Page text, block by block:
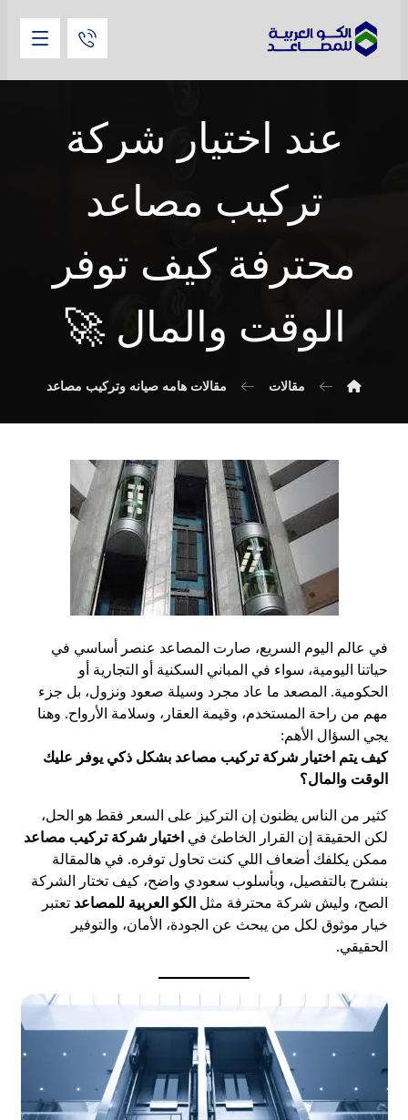
عند اختيار شركة
تركيب مصاعد
محترفة كيف توفر
الوقت والمال 🚀
مقالات مقالات هامه صيانه وتركيب مصاعد
في عالم اليوم السريع، صارت المصاعد عنصر أساسي في
حياتنا اليومية، سواء في المباني السكنية أو التجارية أو
الحكومية. المصعد ما عاد مجرد وسيلة صعود ونزول، بل جزء
مهم من راحة المستخدم، وقيمة العقار، وسلامة الأرواح. وهنا
يجي السؤال الأهم:
كيف يتم اختيار شركة تركيب مصاعد بشكل ذكي يوفر عليك
الوقت والمال؟
كثير من الناس يظنون إن التركيز على السعر فقط هو الحل،
لكن الحقيقة إن القرار الخاطئ في اختيار شركة تركيب مصاعد
ممكن يكلفك أضعاف اللي كنت تحاول توفره. في هالمقالة
بنشرح بالتفصيل، وبأسلوب سعودي واضح، كيف تختار الشركة
الصح، وليش شركة محترفة مثل الكو العربية للمصاعد تعتبر
خيار موثوق لكل من يبحث عن الجودة، الأمان، والتوفير
الحقيقي.